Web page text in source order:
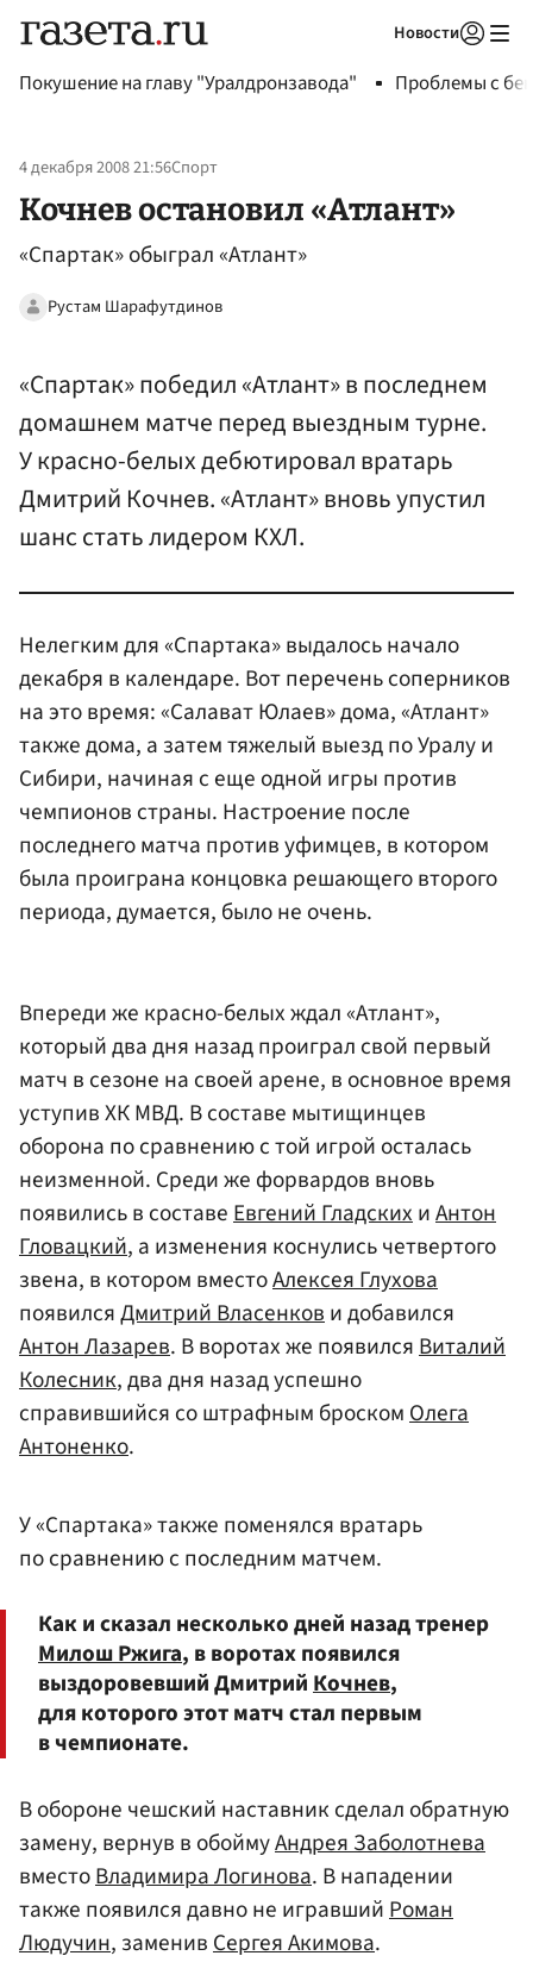
Новости
Покушение на главу "Уралдронзавода" Проблемы с
4 декабря 2008 21:56Спорт
Кочнев остановил «Атлант»
«Спартак» обыграл «Атлант»
Рустам Шарафутдинов
«Спартак» победил «Атлант» в последнем
домашнем матче перед выездным турне.
У красно-белых дебютировал вратарь
Дмитрий Кочнев. «Атлант» вновь упустил
шанс стать лидером КХЛ.
Нелегким для «Спартака» выдалось начало
декабря в календаре. Вот перечень соперников
на это время: «Салават Юлаев» дома, «Атлант»
также дома, а затем тяжелый выезд по Уралу и
Сибири, начиная с еще одной игры против
чемпионов страны. Настроение после
последнего матча против уфимцев, в котором
была проиграна концовка решающего второго
периода, думается, было не очень.
Впереди же красно-белых ждал «Атлант»,
который два дня назад проиграл свой первый
матч в сезоне на своей арене, в основное время
уступив ХК МВД. В составе мытищинцев
оборона по сравнению с той игрой осталась
неизменной. Среди же форвардов вновь
появились в составеЕвгений ГладскихиАнтон
Гловацкий, а изменения коснулись четвертого
звена, в котором вместоАлексея Глухова
появилсяДмитрий Власенкови добавился
Антон Лазарев. В воротах же появилсяВиталий
Колесник, два дня назад успешно
справившийся со штрафным броскомОлега
Антоненко.
У «Спартака» также поменялся вратарь
по сравнению с последним матчем.
Как и сказал несколько дней назад тренер
Милош Ржига, в воротах появился
выздоровевший ДмитрийКочнев,
для которого этот матч стал первым
в чемпионате.
В обороне чешский наставник сделал обратную
замену, вернув в обоймуАндрея Заболотнева
вместоВладимира Логинова. В нападении
также появился давно не игравшийРоман
Людучин, заменивСергея Акимова.